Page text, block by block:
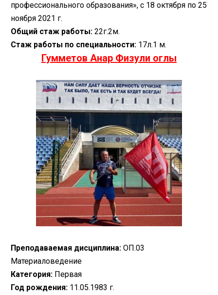
профессионального образования», с 18 октября по 25
ноября 2021 г.
Общий стаж работы: 22г.2м.
Стаж работы по специальности: 17л.1 м.
Гумметов Анар Физули оглы
Преподаваемая дисциплина: ОП.03
Материаловедение
Категория: Первая
Год рождения: 11.05.1983 г.